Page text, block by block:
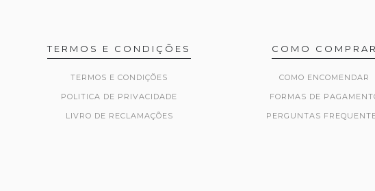
TERMOS E CONDIÇÕES
TERMOS E CONDIÇÕES
POLITICA DE PRIVACIDADE
LIVRO DE RECLAMAÇÕES
COMO COMPRAR
COMO ENCOMENDAR
FORMAS DE
PERGUNTAS